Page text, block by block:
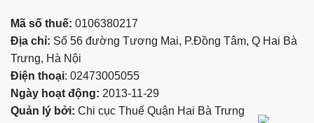
Mã số thuế: 0106380217
Địa chỉ: Số 56 đường Tương Mai, P.Đồng Tâm, Q Hai Bà
Trưng, Hà Nội
Điện thoại: 02473005055
Ngày hoạt động: 2013-11-29
Quản lý bởi: Chi cục Thuế Quận Hai Bà Trưng